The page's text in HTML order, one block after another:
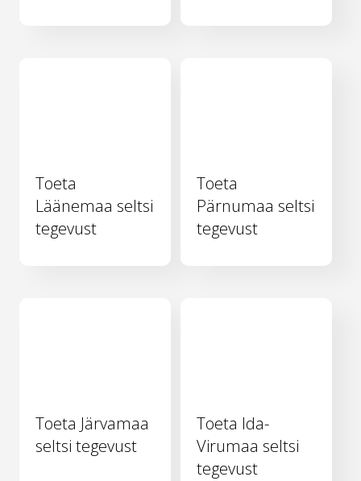
Toeta
Läänemaa seltsi
tegevust
Toeta
Pärnumaa seltsi
tegevust
Toeta Järvamaa
seltsi tegevust
Toeta Ida-
Virumaa seltsi
tegevust